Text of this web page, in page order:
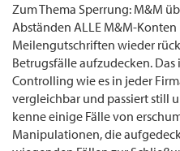
Zum Thema Sperrung: M&M
Abständen ALLE M&M-
Meilengutschriften wieder
Betrugsfälle aufzudecken.
Controlling wie es in jeder
vergleichbar und passiert still
kenne einige Fälle von
Manipulationen, die